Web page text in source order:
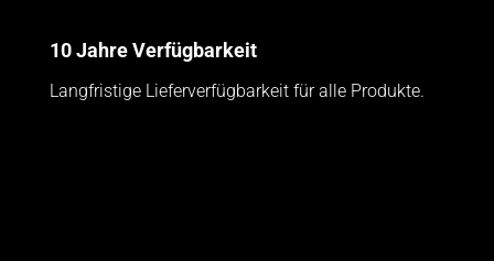
10 Jahre Verfügbarkeit
Langfristige Lieferverfügbarkeit für alle Produkte.